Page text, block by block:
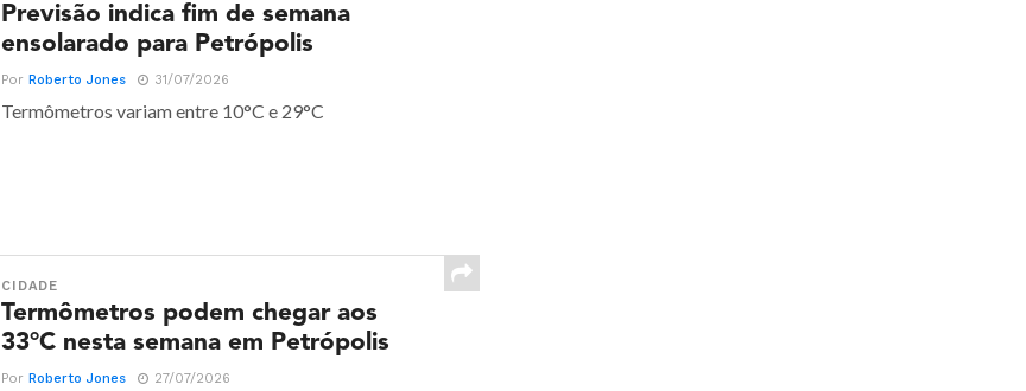
Previsão indica fim de semana
ensolarado para Petrópolis
PorRoberto Jones 31/07/2026
Termômetros variam entre 10°C e 29°C
CIDADE
Termômetros podem chegar aos
33°C nesta semana em Petrópolis
PorRoberto Jones 27/07/2026